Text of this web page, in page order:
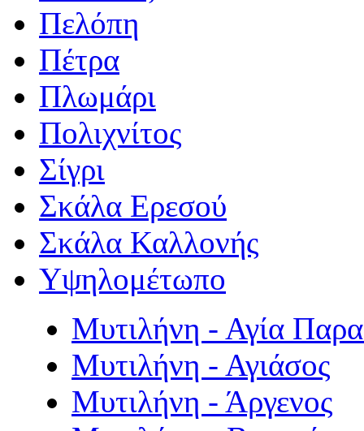
Πελόπη
Πέτρα
Πλωμάρι
Πολιχνίτος
Σίγρι
Σκάλα Ερεσού
Σκάλα Καλλονής
Υψηλομέτωπο
Μυτιλήνη - Αγία
Μυτιλήνη - Αγιάσος
Μυτιλήνη - Άργενος